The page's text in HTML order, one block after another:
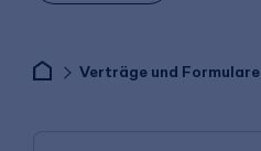
Verträge und Formulare